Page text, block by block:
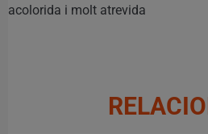
acolorida i molt atrevida